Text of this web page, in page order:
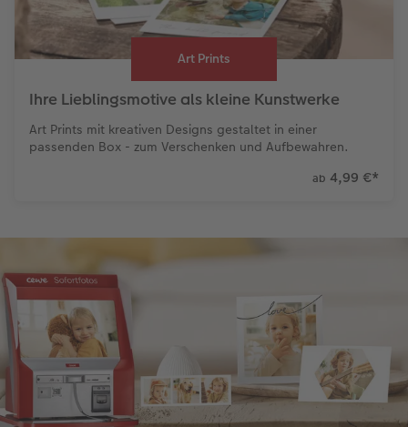
Art Prints
Ihre Lieblingsmotive als kleine Kunstwerke
Art Prints mit kreativen Designs gestaltet in einer
passenden Box - zum Verschenken und Aufbewahren.
ab 4,99 €*